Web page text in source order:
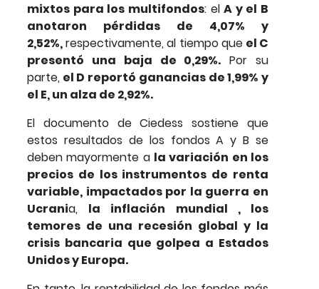
mixtos para los multifondos: elA y el B
anotaron pérdidas de 4,07% y
2,52%,respectivamente, al tiempo que el C
presentó una baja de 0,29%. Por su
parte, el D reportó ganancias de 1,99% y
el E, un alza de 2,92%.
El documento de Ciedess sostiene que
estos resultados de los fondos A y B se
deben mayormente a la variación en los
precios de los instrumentos de renta
variable, impactados por la guerra en
Ucrania, la inflación mundial , los
temores de una recesión global y la
crisis bancaria que golpea a Estados
Unidos y Europa.